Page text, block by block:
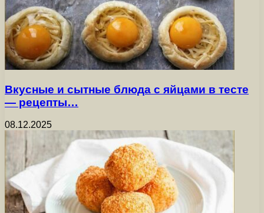
Вкусные и сытные блюда с яйцами в тесте
— рецепты…
08.12.2025